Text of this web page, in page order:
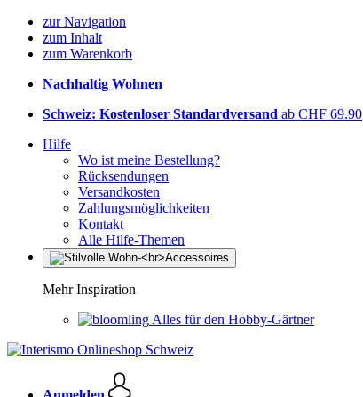
zur Navigation
zum Inhalt
zum Warenkorb
Nachhaltig Wohnen
Schweiz: Kostenloser Standardversand ab CHF 69.90
Hilfe
Wo ist meine Bestellung?
Rücksendungen
Versandkosten
Zahlungsmöglichkeiten
Kontakt
Alle Hilfe-Themen
Mehr Inspiration
Alles für den Hobby-Gärtner